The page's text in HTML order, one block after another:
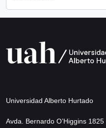
Universidad Alberto Hurtado
Avda. Bernardo O’Higgins 1825